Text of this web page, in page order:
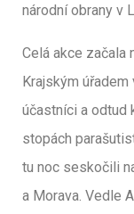
národní obrany v
Celá akce začala
Krajským
účastníci a odtud
stopách
tu noc seskočili
a Morava. Vedle